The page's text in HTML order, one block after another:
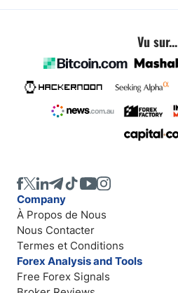
Vu sur...
Company
À Propos de Nous
Nous Contacter
Termes et Conditions
Forex Analysis and Tools
Free Forex Signals